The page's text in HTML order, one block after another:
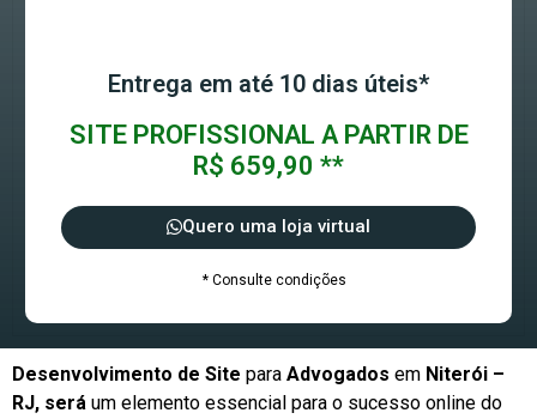
Entrega em até 10 dias úteis*
SITE PROFISSIONAL A PARTIR DE
R$ 659,90 **
Quero uma loja virtual
* Consulte condições
Desenvolvimento de Site para Advogados em Niterói –
RJ, será um elemento essencial para o sucesso online do